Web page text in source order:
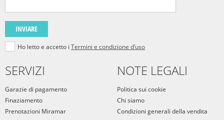
INVIARE
Ho letto e accetto i Termini e condizione d’uso
SERVIZI
Garazie di pagamento
Finaziamento
Prenotazioni Miramar
NOTE LEGALI
Politica sui cookie
Chi siamo
Condizioni generali della vendita